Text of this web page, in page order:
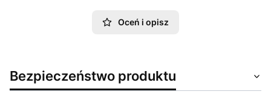
Oceń i opisz
Bezpieczeństwo produktu